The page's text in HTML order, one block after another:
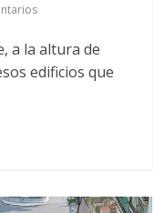
a la altura de
edificios que